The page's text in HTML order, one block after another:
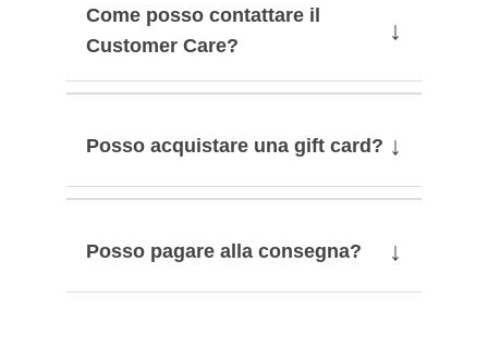
Come posso contattare il
Customer Care?
↓
Posso acquistare una gift card? ↓
Posso pagare alla consegna? ↓